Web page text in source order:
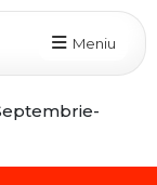
Meniu